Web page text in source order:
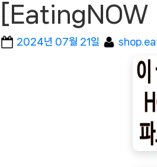
[EatingNOW
Posted
2024년 07월 21일 By